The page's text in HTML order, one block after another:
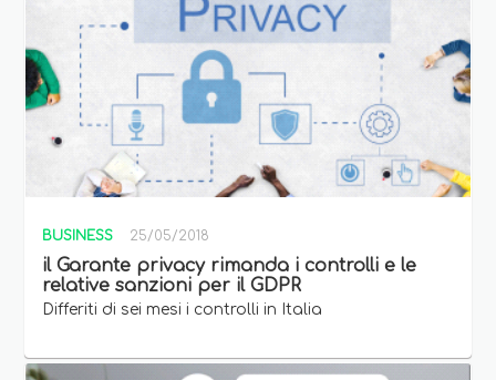
BUSINESS 25/05/2018
il Garante privacy rimanda i controlli e le
relative sanzioni per il GDPR
Differiti di sei mesi i controlli in Italia